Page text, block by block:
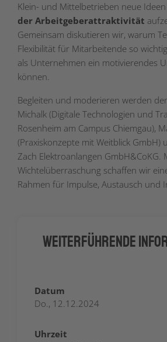
Klein- und Mittelbetrieben neue
der Arbeitgeberattraktivität
Gemeinsam diskutieren wir, warum
Flexibilität für Mitarbeitende so
als Unternehmen ein motivierendes
können.
Begleiten und moderieren werden
Michalk (Digitale Technologien und
Rosenheim am Campus Chiemgau),
(Praxiskonzepte mit Weitblick GmbH)
Zach Elektroanlangen GmbH&CoKG.
Wichtelüberraschung schaffen wir
Rahmen für Impulse, Austausch und
Weiterführende
Datum
Do., 12.12.2024
Uhrzeit